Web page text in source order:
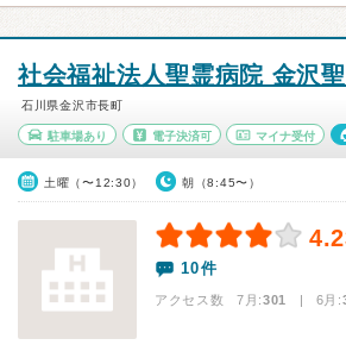
社会福祉法人聖霊病院 金沢
石川県金沢市長町
駐車場あり 電子決済可 マイナ受付
土曜（〜12:30） 朝（8:45〜）
10件
アクセス数 7月:301 | 6月: